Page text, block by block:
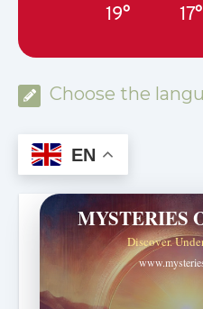
19° 17°
Choose the
EN
MYSTERIES
Discover.